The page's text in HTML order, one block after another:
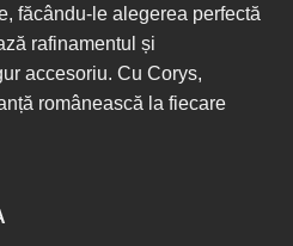
făcându-le alegerea perfectă
rafinamentul și
accesoriu. Cu Corys,
românească la fiecare